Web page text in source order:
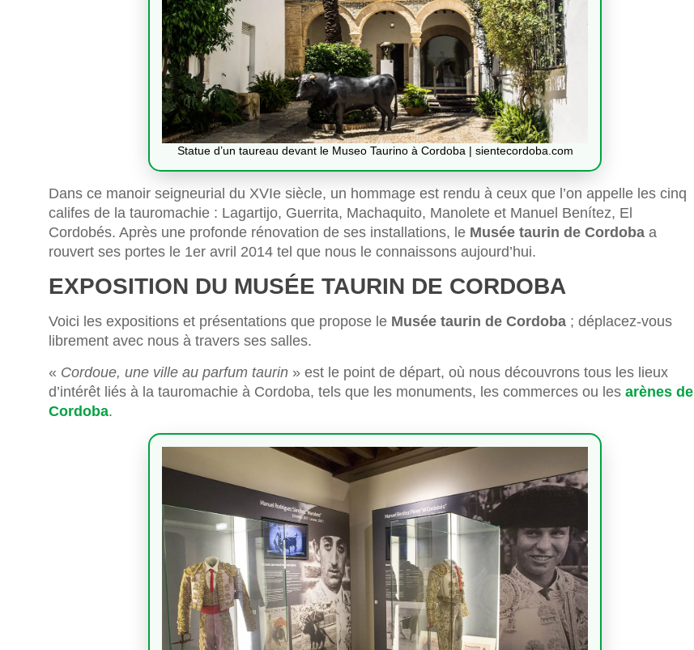
Statue d’un taureau devant le Museo Taurino à Cordoba | sientecordoba.com
Dans ce manoir seigneurial du XVIe siècle, un hommage est rendu à ceux que l’on appelle les cinq
califes de la tauromachie : Lagartijo, Guerrita, Machaquito, Manolete et Manuel Benítez, El
Cordobés. Après une profonde rénovation de ses installations, le Musée taurin de Cordoba a
rouvert ses portes le 1er avril 2014 tel que nous le connaissons aujourd’hui.
EXPOSITION DU MUSÉE TAURIN DE CORDOBA
Voici les expositions et présentations que propose le Musée taurin de Cordoba ; déplacez-vous
librement avec nous à travers ses salles.
« Cordoue, une ville au parfum taurin » est le point de départ, où nous découvrons tous les lieux
d’intérêt liés à la tauromachie à Cordoba, tels que les monuments, les commerces ou les arènes de
Cordoba.